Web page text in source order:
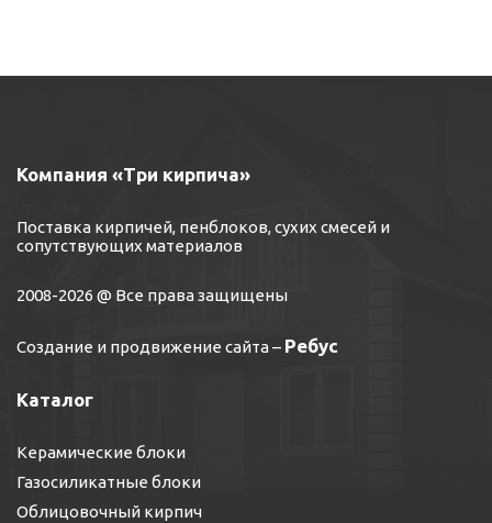
Компания «Три кирпича»
Поставка кирпичей, пенблоков, сухих смесей и
сопутствующих материалов
2008-2026 @ Все права защищены
Создание и продвижение сайта– Ребус
Каталог
Керамические блоки
Газосиликатные блоки
Облицовочный кирпич